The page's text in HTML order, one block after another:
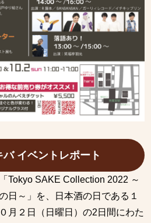
イベントレポート
Tokyo SAKE Collection 2022 ～
日～」を、日本酒の日である１
月２日（日曜日）の2日間にわた